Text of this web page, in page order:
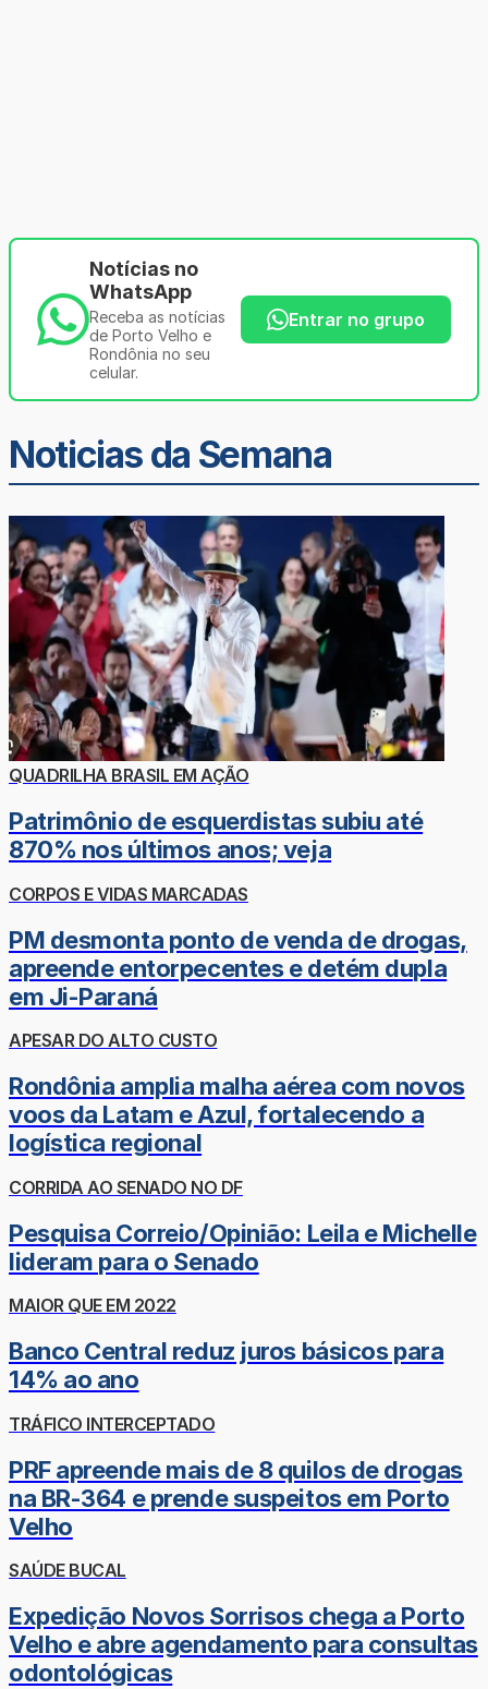
Notícias no
WhatsApp
Receba as notícias
de Porto Velho e
Rondônia no seu
celular.
Entrar no grupo
Noticias da Semana
QUADRILHA BRASIL EM AÇÃO
Patrimônio de esquerdistas subiu até
870% nos últimos anos; veja
CORPOS E VIDAS MARCADAS
PM desmonta ponto de venda de drogas,
apreende entorpecentes e detém dupla
em Ji-Paraná
APESAR DO ALTO CUSTO
Rondônia amplia malha aérea com novos
voos da Latam e Azul, fortalecendo a
logística regional
CORRIDA AO SENADO NO DF
Pesquisa Correio/Opinião: Leila e Michelle
lideram para o Senado
MAIOR QUE EM 2022
Banco Central reduz juros básicos para
14% ao ano
TRÁFICO INTERCEPTADO
PRF apreende mais de 8 quilos de drogas
na BR-364 e prende suspeitos em Porto
Velho
SAÚDE BUCAL
Expedição Novos Sorrisos chega a Porto
Velho e abre agendamento para consultas
odontológicas